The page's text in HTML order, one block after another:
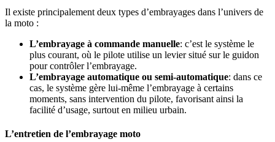
Il existe principalement deux types d’embrayages dans l’univers de
la moto :
L’embrayage à commande manuelle: c’est le système le
plus courant, où le pilote utilise un levier situé sur le guidon
pour contrôler l’embrayage.
L’embrayage automatique ou semi-automatique: dans ce
cas, le système gère lui-même l’embrayage à certains
moments, sans intervention du pilote, favorisant ainsi la
facilité d’usage, surtout en milieu urbain.
L’entretien de l’embrayage moto